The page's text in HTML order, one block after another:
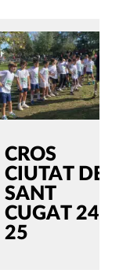
CROS
CIUTAT DE
SANT
CUGAT 24-
25